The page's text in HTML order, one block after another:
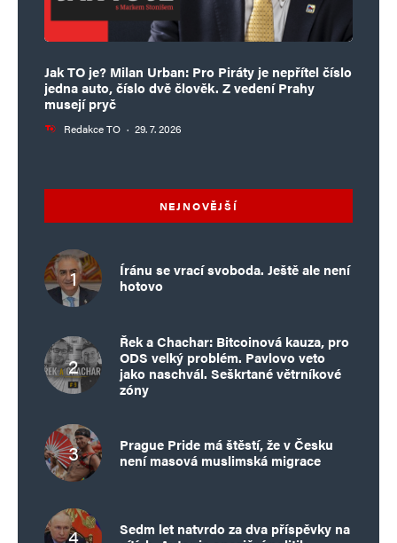
Jak TO je? Milan Urban: Pro Piráty je nepřítel číslo
jedna auto, číslo dvě člověk. Z vedení Prahy
musejí pryč
Redakce TO · 29. 7. 2026
NEJNOVĚJŠÍ
Íránu se vrací svoboda. Ještě ale není
hotovo
Řek a Chachar: Bitcoinová kauza, pro
ODS velký problém. Pavlovo veto
jako naschvál. Seškrtané větrníkové
zóny
Prague Pride má štěstí, že v Česku
není masová muslimská migrace
Sedm let natvrdo za dva příspěvky na